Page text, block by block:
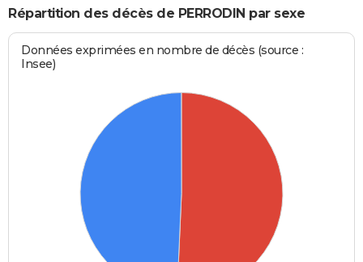
Répartition des décès de PERRODIN par sexe
Données exprimées en nombre de décès (source :
Insee)